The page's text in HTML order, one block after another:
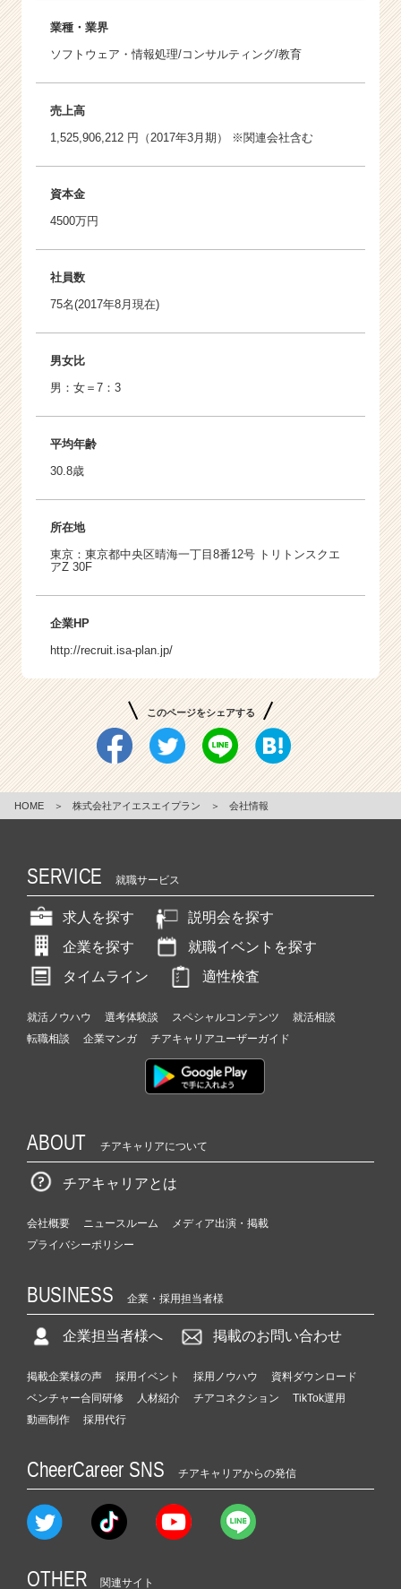
業種・業界
ソフトウェア・情報処理/コンサルティング/教育
売上高
1,525,906,212 円（2017年3月期） ※関連会社含む
資本金
4500万円
社員数
75名(2017年8月現在)
男女比
男：女＝7：3
平均年齢
30.8歳
所在地
東京：東京都中央区晴海一丁目8番12号 トリトンスクエ
アZ 30F
企業HP
http://recruit.isa-plan.jp/
このページをシェアする
HOME ＞ 株式会社アイエスエイプラン ＞ 会社情報
SERVICE 就職サービス
求人を探す
説明会を探す
企業を探す
就職イベントを探す
タイムライン
適性検査
就活ノウハウ 選考体験談 スペシャルコンテンツ
就活相談
転職相談
企業マンガ チアキャリアユーザーガイド
ABOUT チアキャリアについて
チアキャリアとは
会社概要 ニュースルーム
メディア出演・掲載
プライバシーポリシー
BUSINESS 企業・採用担当者様
企業担当者様へ 掲載のお問い合わせ
掲載企業様の声 採用イベント 採用ノウハウ
資料ダウンロード
ベンチャー合同研修
人材紹介 チアコネクション
TikTok運用
動画制作
採用代行
CheerCareer SNS チアキャリアからの発信
OTHER 関連サイト